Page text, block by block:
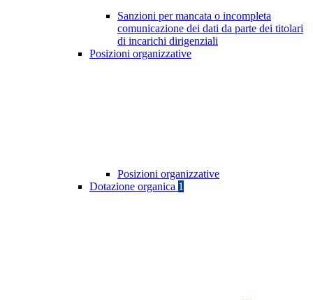
Sanzioni per mancata o incompleta
comunicazione dei dati da parte dei titolari
di incarichi dirigenziali
Posizioni organizzative
Posizioni organizzative
Dotazione organica 1